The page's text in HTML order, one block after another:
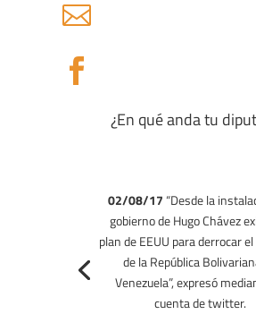


¿En qué anda tu
02/08/17 “Desde la
gobierno de Hugo Chávez
plan de EEUU para derrocar
de la República
Venezuela”, expresó
cuenta de twitter.